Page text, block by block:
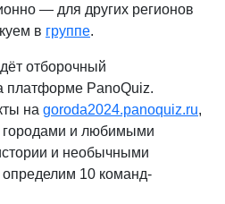
— для других регионов
в группе.
отборочный
платформе PanoQuiz.
на goroda2024.panoquiz.ru,
городами и любимыми
и необычными
10 команд-